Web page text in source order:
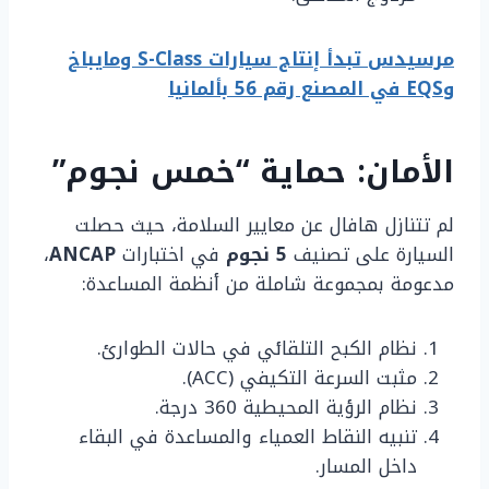
مرسيدس تبدأ إنتاج سيارات S-Class ومايباخ
وEQS في المصنع رقم 56 بألمانيا
الأمان: حماية “خمس نجوم”
لم تتنازل هافال عن معايير السلامة، حيث حصلت
السيارة على تصنيف 5 نجوم في اختباراتANCAP،
مدعومة بمجموعة شاملة من أنظمة المساعدة:
نظام الكبح التلقائي في حالات الطوارئ.
مثبت السرعة التكيفي (ACC).
نظام الرؤية المحيطية 360 درجة.
تنبيه النقاط العمياء والمساعدة في البقاء
داخل المسار.